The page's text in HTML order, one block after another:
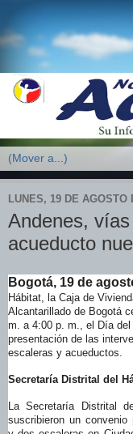
LUNES, 19 DE AGOSTO
Andenes,
acueducto
Bogotá, 19 de
Hábitat, la Caja de
Alcantarillado de Bogotá
m. a 4:00 p. m., el Día
presentación de las
escaleras y acueductos.
Secretaría Distrital del
La Secretaría Distrital
suscribieron un